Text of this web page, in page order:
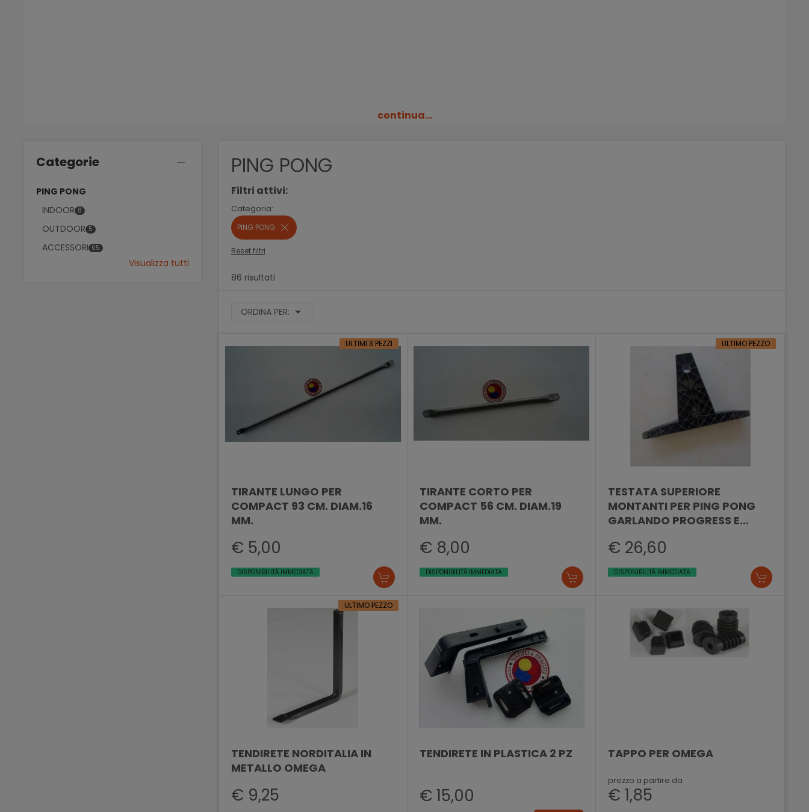
continua...
Categorie
PING PONG
INDOOR 8
OUTDOOR 5
ACCESSORI 65
Visualizza tutti
PING PONG
Filtri attivi:
Categoria:
PING PONG
Reset filtri
86 risultati
ORDINA PER:
ULTIMI 3 PEZZI
TIRANTE LUNGO PER
COMPACT 93 CM. DIAM.16
MM.
€ 5,00
DISPONIBILITÀ IMMEDIATA
TIRANTE CORTO PER
COMPACT 56 CM. DIAM.19
MM.
€ 8,00
DISPONIBILITÀ IMMEDIATA
ULTIMO PEZZO
TESTATA SUPERIORE
MONTANTI PER PING PONG
GARLANDO PROGRESS E
€ 26,60
DISPONIBILITÀ IMMEDIATA
ULTIMO PEZZO
TENDIRETE NORDITALIA IN
METALLO OMEGA
€ 9,25
TENDIRETE IN PLASTICA 2 PZ
€ 15,00
TAPPO PER OMEGA
prezzo a partire da
€ 1,85